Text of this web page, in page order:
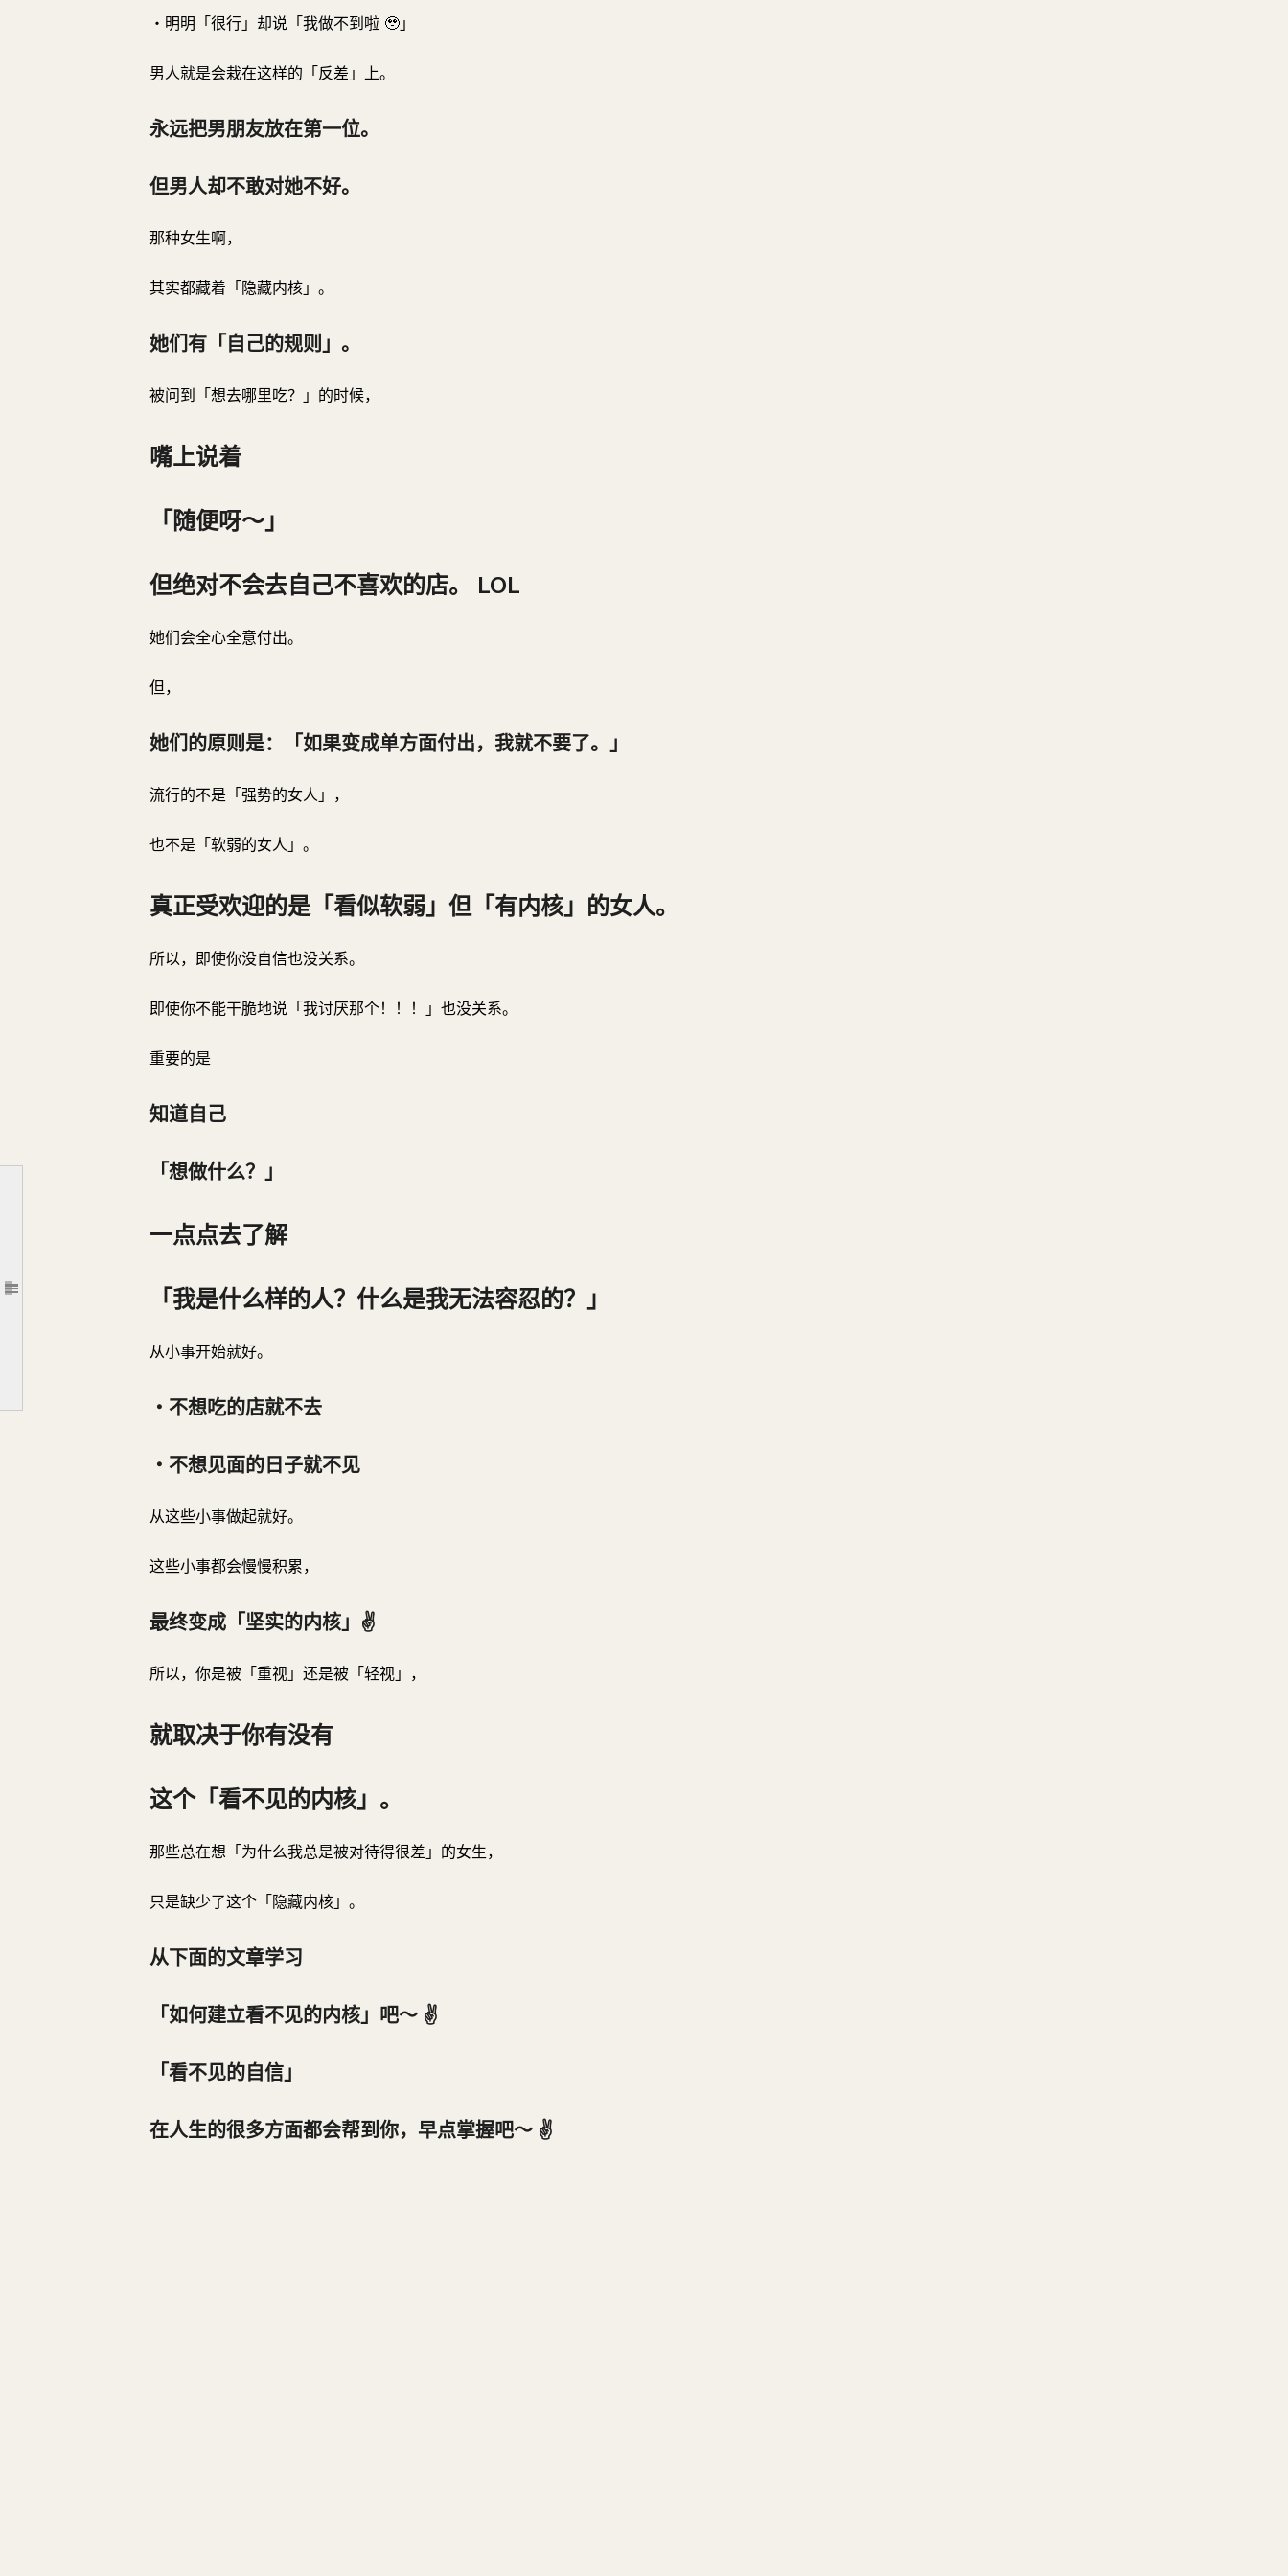
文章大纲
她们的原则是：「如果变成单方面付出，我就不要了。」
在人生的很多方面都会帮到你，早点掌握吧～ ✌️
・明明「很行」却说「我做不到啦 🥹」
男人就是会栽在这样的「反差」上。
永远把男朋友放在第一位。
但男人却不敢对她不好。
那种女生啊，
其实都藏着「隐藏内核」。
她们有「自己的规则」。
被问到「想去哪里吃？」的时候，
嘴上说着
「随便呀～」
但绝对不会去自己不喜欢的店。 LOL
她们会全心全意付出。
但，
她们的原则是：「如果变成单方面付出，我就不要了。」
流行的不是「强势的女人」，
也不是「软弱的女人」。
真正受欢迎的是「看似软弱」但「有内核」的女人。
所以，即使你没自信也没关系。
即使你不能干脆地说「我讨厌那个！！！」也没关系。
重要的是
知道自己
「想做什么？」
一点点去了解
「我是什么样的人？什么是我无法容忍的？」
从小事开始就好。
・不想吃的店就不去
・不想见面的日子就不见
从这些小事做起就好。
这些小事都会慢慢积累，
最终变成「坚实的内核」✌️
所以，你是被「重视」还是被「轻视」，
就取决于你有没有
这个「看不见的内核」。
那些总在想「为什么我总是被对待得很差」的女生，
只是缺少了这个「隐藏内核」。
从下面的文章学习
「如何建立看不见的内核」吧～ ✌️
「看不见的自信」
在人生的很多方面都会帮到你，早点掌握吧～ ✌️